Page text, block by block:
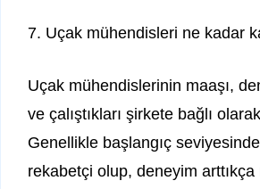
7. Uçak mühendisleri ne kadar
Uçak mühendislerinin maaşı,
ve çalıştıkları şirkete bağlı
Genellikle başlangıç
rekabetçi olup, deneyim